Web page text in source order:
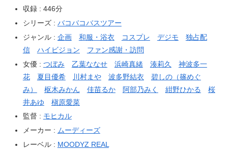
収録 : 446分
シリーズ : バコバコバスツアー
ジャンル : 企画 和服・浴衣 コスプレ デジモ
独占配
信
ハイビジョン
ファン感謝・訪問
女優 : つぼみ 乙葉ななせ 浜崎真緒 湊莉久
神波多一
花
夏目優希 川村まや 波多野結衣
碧しの（篠めぐ
み）
枢木みかん 佳苗るか 阿部乃みく 紺野ひかる
桜
井あゆ
槇原愛菜
監督 : モヒカル
メーカー : ムーディーズ
レーベル : MOODYZ REAL